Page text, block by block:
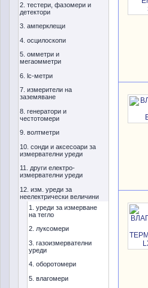
2. тестери, фазомери и
детектори
3. амперклещи
4. осцилоскопи
5. омметри и
мегаомметри
6. lc-метри
7. измерители на
заземяване
8. генератори и
честотомери
9. волтметри
10. сонди и аксесоари за
измервателни уреди
11. други електро-
измервателни уреди
12. изм. уреди за
неелектрически величини
1. уреди за измерване
на тегло
2. луксомери
3. газоизмервателни
уреди
4. оборотомери
5. влагомери